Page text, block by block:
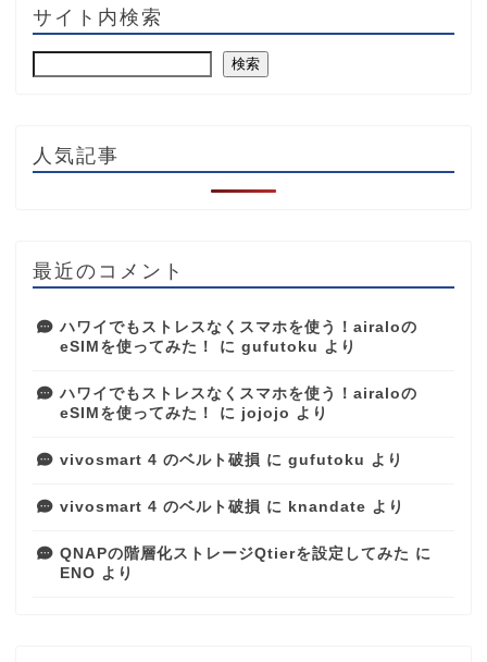
サイト内検索
検索
人気記事
最近のコメント
ハワイでもストレスなくスマホを使う！airaloの
eSIMを使ってみた！
に gufutoku より
ハワイでもストレスなくスマホを使う！airaloの
eSIMを使ってみた！
に jojojo より
vivosmart 4 のベルト破損 に gufutoku より
vivosmart 4 のベルト破損 に knandate より
QNAPの階層化ストレージQtierを設定してみた に
ENO より